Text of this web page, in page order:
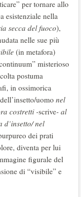
per tornare allo
esistenziale nella
secca del fuoco),
nelle sue più
(in metafora)
misterioso
postuma
in ossimorica
uomo nel
costretti -scrive- al
d’insetto/ nel
dei prati
diventa per lui
figurale del
di “visibile” e